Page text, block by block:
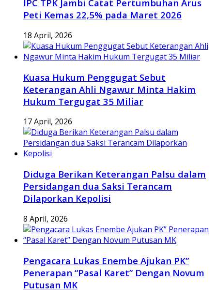
IPC TPK Jambi Catat Pertumbuhan Arus
Peti Kemas 22,5% pada Maret 2026
18 April, 2026
Kuasa Hukum Penggugat Sebut
Keterangan Ahli Ngawur Minta Hakim
Hukum Tergugat 35 Miliar
17 April, 2026
Diduga Berikan Keterangan Palsu dalam
Persidangan dua Saksi Terancam
Dilaporkan Kepolisi
8 April, 2026
Pengacara Lukas Enembe Ajukan PK”
Penerapan “Pasal Karet” Dengan Novum
Putusan MK